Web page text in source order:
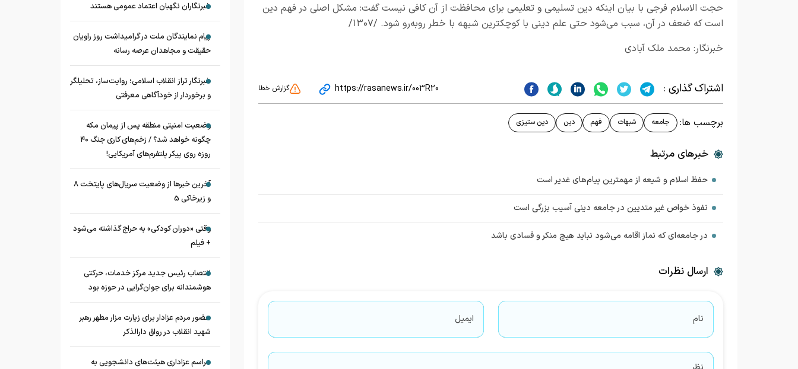
حجت الاسلام فرجی با بیان اینکه دین تسلیمی و تعلیمی برای محافظت از آن کافی نیست گفت: مشکل اصلی در فهم دین
است که ضعف در آن، سبب می‌شود حتی علم دینی با کوچکترین شبهه با خطر رو‌به‌رو شود. /۱۳۰۷/
خبرنگار: محمد ملک آبادی
اشتراک گذاری : https://rasanews.ir/003R20 گزارش خطا
برچسب ها: جامعه شبهات فهم دین دین ستیزی
خبرهای مرتبط
حفظ اسلام و شیعه از مهمترین پیام‌های غدیر است
نفوذ خواص غیر متدیین در جامعه دینی آسیب بزرگی است
در جامعه‌ای که نماز اقامه می‌شود نباید هیچ منکر و فسادی باشد
ارسال نظرات
خبرنگاران نگهبان اعتماد عمومی هستند
پیام نمایندگان ملت در گرامیداشت روز راویان
حقیقت و مجاهدان عرصه رسانه
خبرنگار تراز انقلاب اسلامی؛ روایت‌ساز، تحلیلگر
و برخوردار از خودآگاهی معرفتی
وضعیت امنیتی منطقه پس از پیمان مکه
چگونه خواهد شد؟ / زخم‌های کاری جنگ ۴۰
روزه روی پیکر پلتفرم‌های آمریکایی!
آخرین خبرها از وضعیت سریال‌های پایتخت 8
و زیرخاکی 5
وقتی «دوران کودکی» به حراج گذاشته می‌شود
+ فیلم
انتصاب رئیس جدید مرکز خدمات، حرکتی
هوشمندانه برای جوان‌گرایی در حوزه بود
حضور مردم عزادار برای زیارت مزار مطهر رهبر
شهید انقلاب در رواق دارالذکر
مراسم عزاداری هیئت‌های دانشجویی به